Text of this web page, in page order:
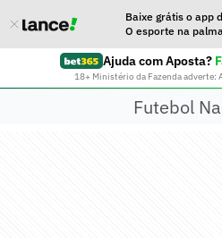
Baixe grátis o app
O esporte na
Ajuda com Aposta?
18+ Ministério da Fazenda adverte:
Futebol